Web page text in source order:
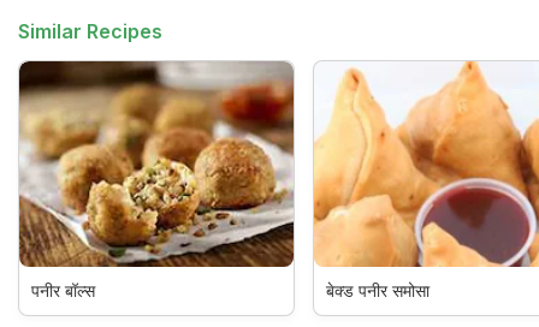
Similar Recipes
पनीर बॉल्स बेक्ड पनीर समोसा